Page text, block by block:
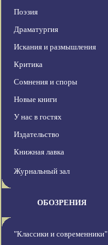
Поэзия
Драматургия
Искания и размышления
Критика
Сомнения и споры
Новые книги
У нас в гостях
Издательство
Книжная лавка
Журнальный зал
ОБОЗРЕНИЯ
"Классики и современники"